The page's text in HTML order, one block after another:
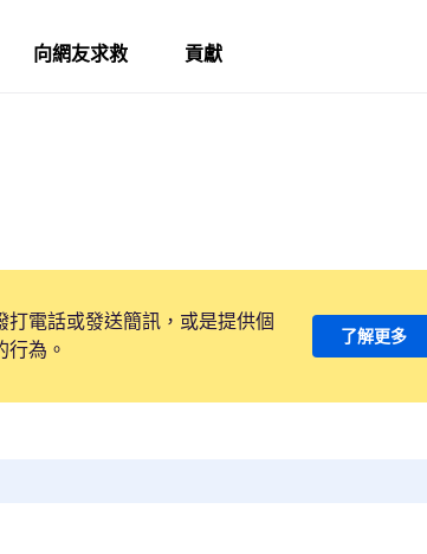
向網友求救 貢獻
打電話或發送簡訊，或是提供個
為。
了解更多